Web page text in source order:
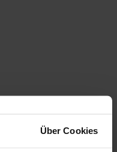
Über Cookies